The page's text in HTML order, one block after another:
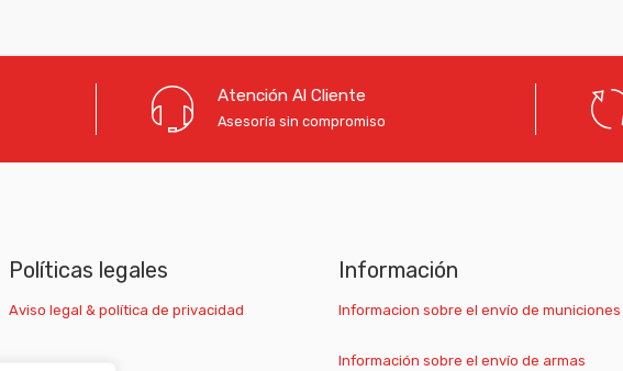
Atención Al Cliente
Asesoría sin compromiso
Políticas legales
Aviso legal & política de privacidad
Información
Informacion sobre el envío de municiones
Información sobre el envío de armas